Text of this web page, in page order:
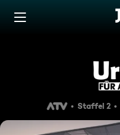
Zum Inhalt springen
Staffel 2